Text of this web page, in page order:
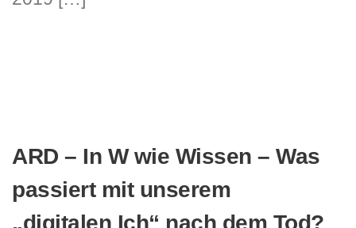
ARD – In W wie Wissen – Was
passiert mit unserem
„digitalen Ich“ nach dem Tod?